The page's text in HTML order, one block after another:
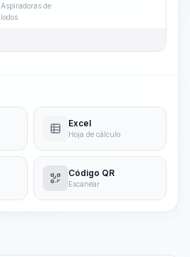
Aspiradoras de
lodos
Excel
Hoja de cálculo
Código QR
Escanear